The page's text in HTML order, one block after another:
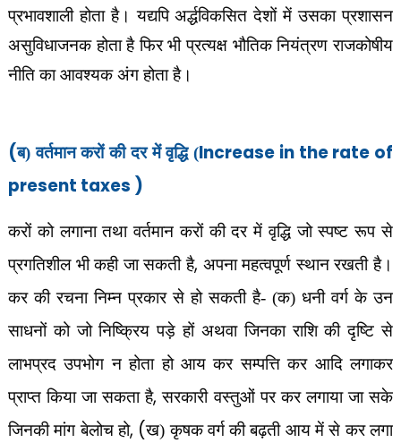
प्रभावशाली होता है। यद्यपि अर्द्धविकसित देशों में उसका प्रशासन
असुविधाजनक होता है फिर भी प्रत्यक्ष भौतिक नियंत्रण राजकोषीय
नीति का आवश्यक अंग होता है।
(ब) वर्तमान करों की दर में वृद्धि (Increase in the rate of
present taxes )
करों को लगाना तथा वर्तमान करों की दर में वृद्धि जो स्पष्ट रूप से
प्रगतिशील भी कही जा सकती है, अपना महत्वपूर्ण स्थान रखती है।
कर की रचना निम्न प्रकार से हो सकती है- (क) धनी वर्ग के उन
साधनों को जो निष्क्रिय पड़े हों अथवा जिनका राशि की दृष्टि से
लाभप्रद उपभोग न होता हो आय कर सम्पत्ति कर आदि लगाकर
प्राप्त किया जा सकता है,सरकारी वस्तुओं पर कर लगाया जा सके
जिनकी मांग बेलोच हो, (ख) कृषक वर्ग की बढ़ती आय में से कर लगा